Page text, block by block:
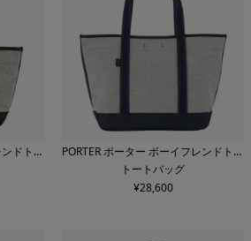
ドトー
PORTER ポーター ボーイフレンドトー
ト
トートバッグ
¥28,600